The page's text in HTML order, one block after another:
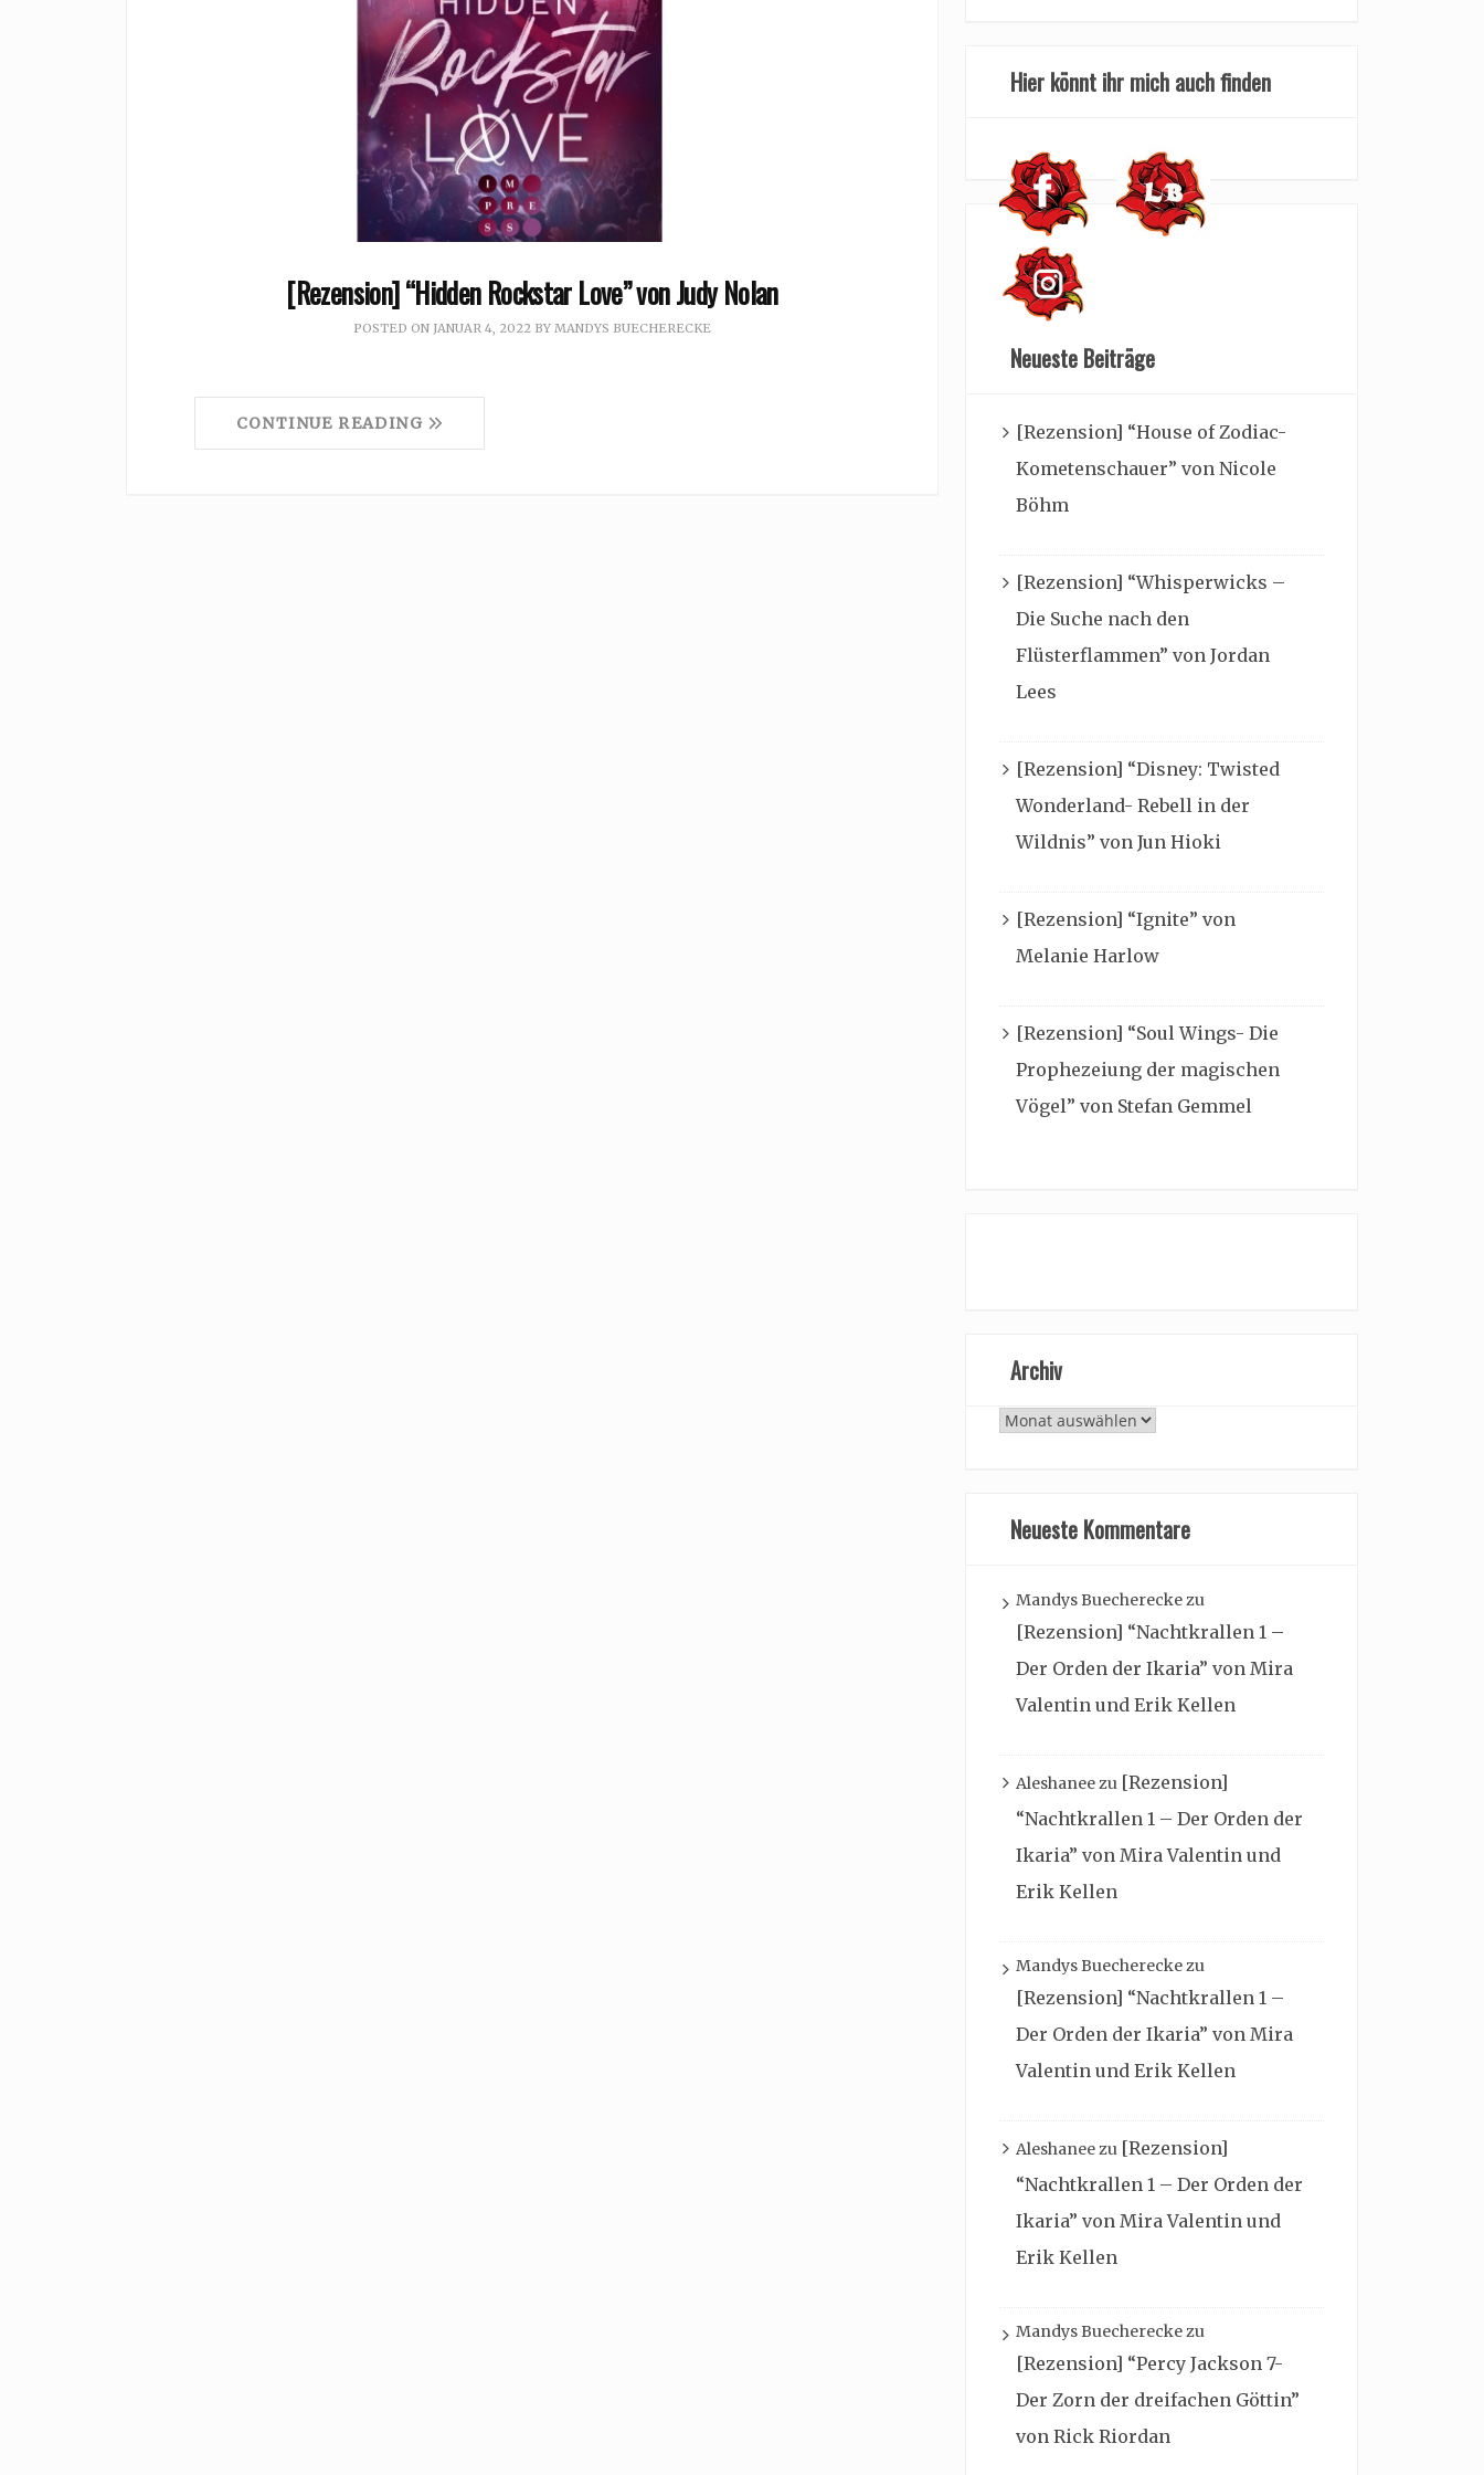
[Rezension] “Hidden Rockstar Love” von Judy Nolan
POSTED ON JANUAR 4, 2022 BY MANDYS BUECHERECKE
CONTINUE READING
Hier könnt ihr mich auch finden
Neueste Beiträge
[Rezension] “House of Zodiac-
Kometenschauer” von Nicole
Böhm
[Rezension] “Whisperwicks –
Die Suche nach den
Flüsterflammen” von Jordan
Lees
[Rezension] “Disney: Twisted
Wonderland- Rebell in der
Wildnis” von Jun Hioki
[Rezension] “Ignite” von
Melanie Harlow
[Rezension] “Soul Wings- Die
Prophezeiung der magischen
Vögel” von Stefan Gemmel
Archiv
Archiv
Neueste Kommentare
Mandys Buechereckezu
[Rezension] “Nachtkrallen 1 –
Der Orden der Ikaria” von Mira
Valentin und Erik Kellen
Aleshaneezu [Rezension]
“Nachtkrallen 1 – Der Orden der
Ikaria” von Mira Valentin und
Erik Kellen
Mandys Buechereckezu
[Rezension] “Nachtkrallen 1 –
Der Orden der Ikaria” von Mira
Valentin und Erik Kellen
Aleshaneezu [Rezension]
“Nachtkrallen 1 – Der Orden der
Ikaria” von Mira Valentin und
Erik Kellen
Mandys Buechereckezu
[Rezension] “Percy Jackson 7-
Der Zorn der dreifachen Göttin”
von Rick Riordan